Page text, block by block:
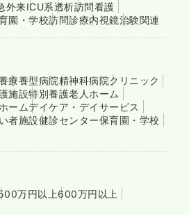
外来ICU系透析訪問看護
園・学校訪問診療内視鏡治験関連
療養型病院精神科病院クリニック
施設特別養護老人ホーム
ームデイケア・デイサービス
者施設健診センター保育園・学校
万円以上600万円以上